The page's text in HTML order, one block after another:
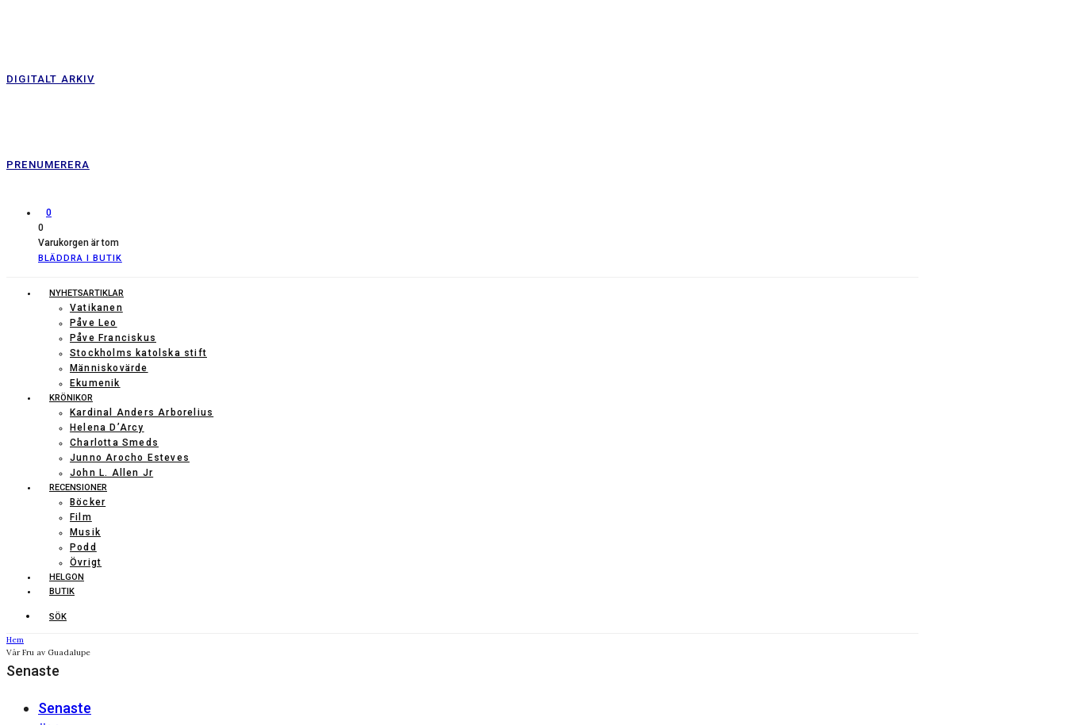
DIGITALT ARKIV
PRENUMERERA
0
0
Varukorgen är tom
BLÄDDRA I BUTIK
NYHETSARTIKLAR
Vatikanen
Påve Leo
Påve Franciskus
Stockholms katolska stift
Människovärde
Ekumenik
KRÖNIKOR
Kardinal Anders Arborelius
Helena D’Arcy
Charlotta Smeds
Junno Arocho Esteves
John L. Allen Jr
RECENSIONER
Böcker
Film
Musik
Podd
Övrigt
HELGON
BUTIK
SÖK
Hem
Vår Fru av Guadalupe
Senaste
Senaste